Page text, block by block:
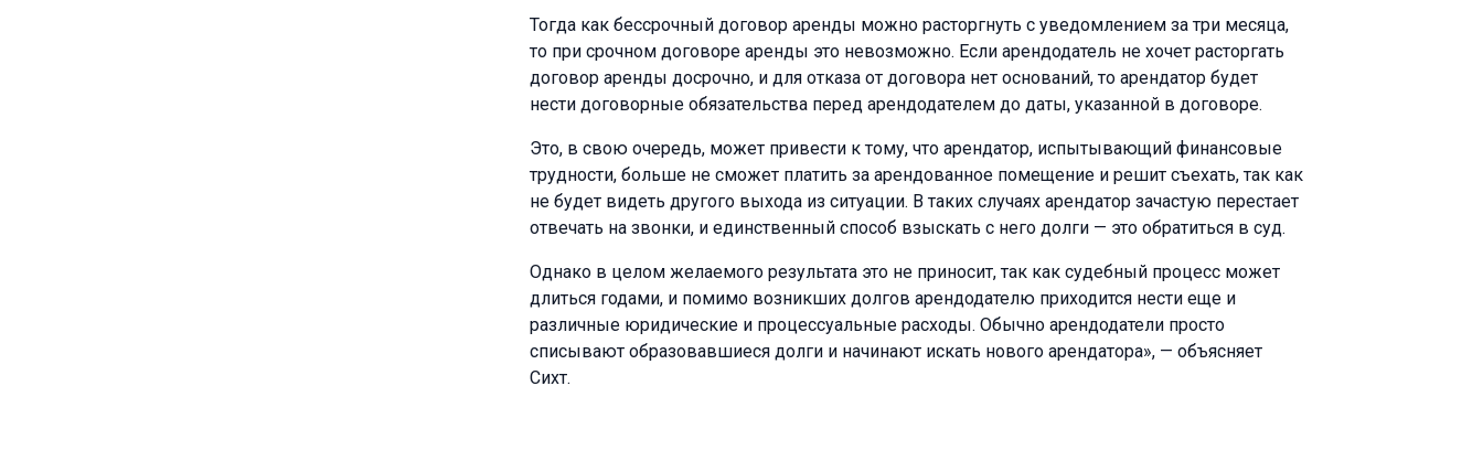
Тогда как бессрочный договор аренды можно расторгнуть с уведомлением за три месяца,
то при срочном договоре аренды это невозможно. Если арендодатель не хочет расторгать
договор аренды досрочно, и для отказа от договора нет оснований, то арендатор будет
нести договорные обязательства перед арендодателем до даты, указанной в договоре.
Это, в свою очередь, может привести к тому, что арендатор, испытывающий финансовые
трудности, больше не сможет платить за арендованное помещение и решит съехать, так как
не будет видеть другого выхода из ситуации. В таких случаях арендатор зачастую перестает
отвечать на звонки, и единственный способ взыскать с него долги — это обратиться в суд.
Однако в целом желаемого результата это не приносит, так как судебный процесс может
длиться годами, и помимо возникших долгов арендодателю приходится нести еще и
различные юридические и процессуальные расходы. Обычно арендодатели просто
списывают образовавшиеся долги и начинают искать нового арендатора», — объясняет
Сихт.